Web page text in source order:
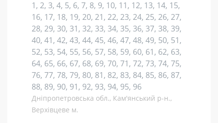
1, 2, 3, 4, 5, 6, 7, 8, 9, 10, 11, 12, 13, 14, 15,
16, 17, 18, 19, 20, 21, 22, 23, 24, 25, 26, 27,
28, 29, 30, 31, 32, 33, 34, 35, 36, 37, 38, 39,
40, 41, 42, 43, 44, 45, 46, 47, 48, 49, 50, 51,
52, 53, 54, 55, 56, 57, 58, 59, 60, 61, 62, 63,
64, 65, 66, 67, 68, 69, 70, 71, 72, 73, 74, 75,
76, 77, 78, 79, 80, 81, 82, 83, 84, 85, 86, 87,
88, 89, 90, 91, 92, 93, 94, 95, 96
Дніпропетровська обл., Кам'янський р-н.,
Верхівцеве м.